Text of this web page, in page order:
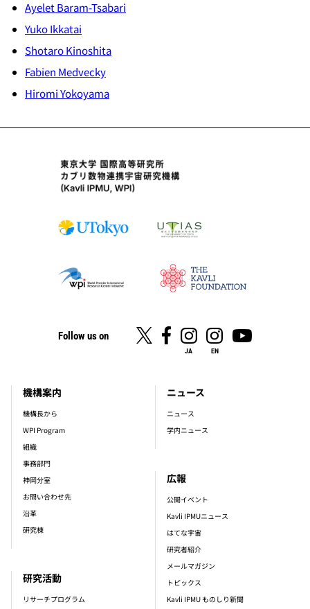
Ayelet Baram-Tsabari
Yuko Ikkatai
Shotaro Kinoshita
Fabien Medvecky
Hiromi Yokoyama
Follow us on
JA EN
footer_main_menu
機構案内
機構長から
WPI Program
組織
事務部門
神岡分室
お問い合わせ先
沿革
研究棟
研究活動
リサーチプログラム
ニュース
ニュース
学内ニュース
広報
公開イベント
Kavli IPMUニュース
はてな宇宙
研究者紹介
メールマガジン
トピックス
Kavli IPMU ものしり新聞